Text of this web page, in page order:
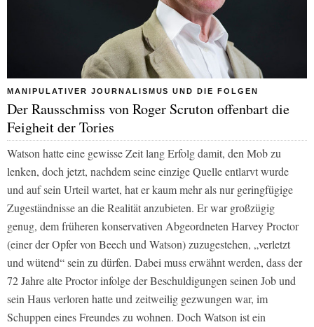
MANIPULATIVER JOURNALISMUS UND DIE FOLGEN
Der Rausschmiss von Roger Scruton offenbart die
Feigheit der Tories
Watson hatte eine gewisse Zeit lang Erfolg damit, den Mob zu
lenken, doch jetzt, nachdem seine einzige Quelle entlarvt wurde
und auf sein Urteil wartet, hat er kaum mehr als nur geringfügige
Zugeständnisse an die Realität anzubieten. Er war großzügig
genug, dem früheren konservativen Abgeordneten Harvey Proctor
(einer der Opfer von Beech und Watson) zuzugestehen, „verletzt
und wütend“ sein zu dürfen. Dabei muss erwähnt werden, dass der
72 Jahre alte Proctor infolge der Beschuldigungen seinen Job und
sein Haus verloren hatte und zeitweilig gezwungen war, im
Schuppen eines Freundes zu wohnen. Doch Watson ist ein